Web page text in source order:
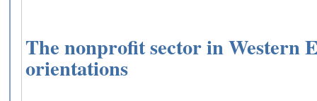
The nonprofit sector in Western
orientations